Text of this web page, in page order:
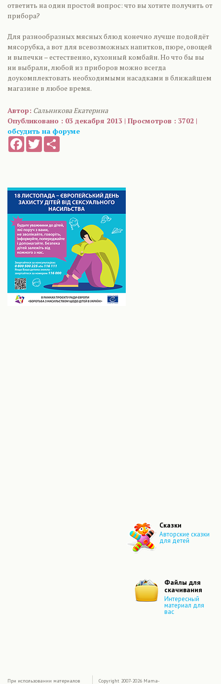
ответить на один простой вопрос: что вы хотите получить от
прибора?
Для разнообразных мясных блюд конечно лучше подойдёт
мясорубка, а вот для всевозможных напитков, пюре, овощей
и выпечки – естественно, кухонный комбайн. Но что бы вы
ни выбрали, любой из приборов можно всегда
доукомплектовать необходимыми насадками в ближайшем
магазине в любое время.
Автор: Сальникова Екатерина
Опубликовано : 03 декабря 2013 | Просмотров : 3702 |
обсудить на форуме
FacebookTwitter
Сказки
Авторские сказки
для детей
Файлы для
скачивания
Интересный
материал для
вас
При использовании материалов Copyright 2007-2026 Mama-